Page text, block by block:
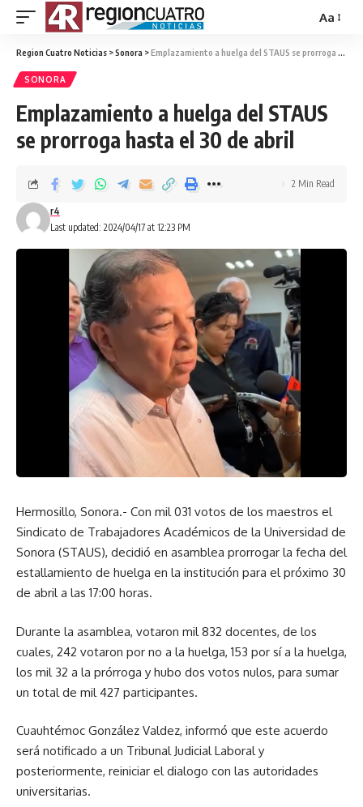
Aa
Region Cuatro Noticias >Sonora >Emplazamiento a huelga del STAUS se prorroga hasta el 30 de abril
SONORA
Emplazamiento a huelga del STAUS
se prorroga hasta el 30 de abril
Last updated: 2024/04/17 at 12:23 PM
r4
2 Min Read
Hermosillo, Sonora.- Con mil 031 votos de los maestros el
Sindicato de Trabajadores Académicos de la Universidad de
Sonora (STAUS), decidió en asamblea prorrogar la fecha del
estallamiento de huelga en la institución para el próximo 30
de abril a las 17:00 horas.
Durante la asamblea, votaron mil 832 docentes, de los
cuales, 242 votaron por no a la huelga, 153 por sí a la huelga,
los mil 32 a la prórroga y hubo dos votos nulos, para sumar
un total de mil 427 participantes.
Cuauhtémoc González Valdez, informó que este acuerdo
será notificado a un Tribunal Judicial Laboral y
posteriormente, reiniciar el dialogo con las autoridades
universitarias.